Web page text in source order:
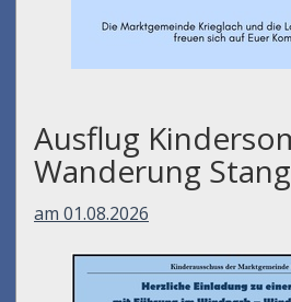
Ausflug
Wanderung
am 01.08.2026